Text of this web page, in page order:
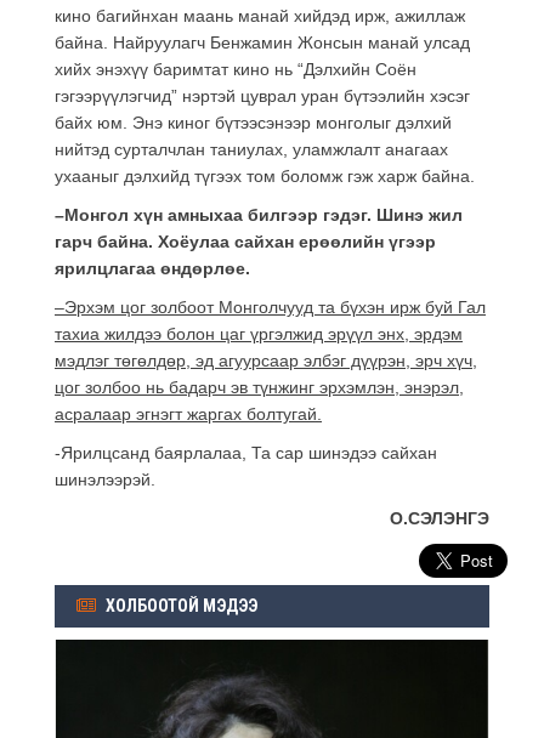
кино багийнхан маань манай хийдэд ирж, ажиллаж
байна. Найруулагч Бенжамин Жонсын манай улсад
хийх энэхүү баримтат кино нь “Дэлхийн Соён
гэгээрүүлэгчид” нэртэй цуврал уран бүтээлийн хэсэг
байх юм. Энэ киног бүтээсэнээр монголыг дэлхий
нийтэд сурталчлан таниулах, уламжлалт анагаах
ухааныг дэлхийд түгээх том боломж гэж харж байна.
–Монгол хүн амныхаа билгээр гэдэг. Шинэ жил
гарч байна. Хоёулаа сайхан ерөөлийн үгээр
ярилцлагаа өндөрлөе.
–Эрхэм цог золбоот Монголчууд та бүхэн ирж буй Гал
тахиа жилдээ болон цаг үргэлжид эрүүл энх, эрдэм
мэдлэг төгөлдөр, эд агуурсаар элбэг дүүрэн, эрч хүч,
цог золбоо нь бадарч эв түнжинг эрхэмлэн, энэрэл,
асралаар эгнэгт жаргах болтугай.
-Ярилцсанд баярлалаа, Та сар шинэдээ сайхан
шинэлээрэй.
О.СЭЛЭНГЭ
ХОЛБООТОЙ МЭДЭЭ